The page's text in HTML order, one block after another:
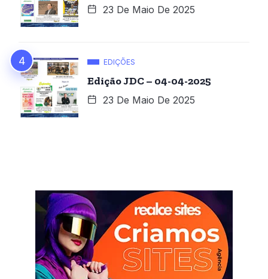
23 De Maio De 2025
EDIÇÕES
Edição JDC – 04-04-2025
23 De Maio De 2025